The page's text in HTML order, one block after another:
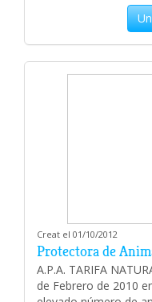
Creat el 01/10/2012
Protectora de
A.P.A. TARIFA
de Febrero de 2010